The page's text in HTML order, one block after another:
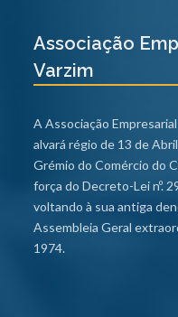
Associação
Varzim
A Associação
alvará régio de 13 de
Grémio do Comércio do
força do Decreto-Lei nº.
voltando à sua antiga
Assembleia Geral
1974.